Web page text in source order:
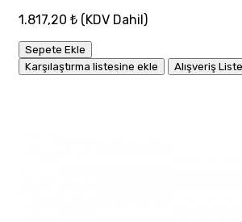
1.817,20 ₺ (KDV Dahil)
Sepete Ekle
Karşılaştırma listesine ekle
Alışveriş